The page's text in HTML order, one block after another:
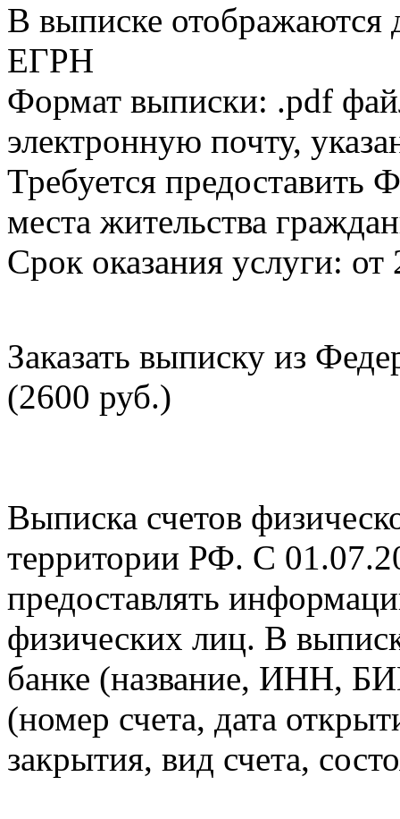
В выписке
ЕГРН
Формат выписки: .pdf
электронную почту,
Требуется
места жительства
Срок оказания услуги: от
Заказать выписку из
(2600 руб.)
Выписка счетов
территории РФ. С
предоставлять
физических лиц. В
банке (название, ИНН,
(номер счета, дата
закрытия, вид счета,